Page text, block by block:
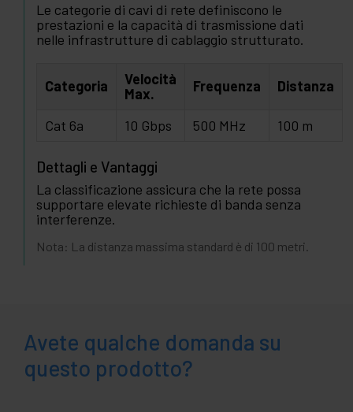
Le categorie di cavi di rete definiscono le
prestazioni e la capacità di trasmissione dati
nelle infrastrutture di cablaggio strutturato.
Categoria
Velocità
Max.
Frequenza Distanza
Cat 6a 10 Gbps 500 MHz 100 m
Dettagli e Vantaggi
La classificazione assicura che la rete possa
supportare elevate richieste di banda senza
interferenze.
Nota: La distanza massima standard è di 100 metri.
Avete qualche domanda su
questo prodotto?